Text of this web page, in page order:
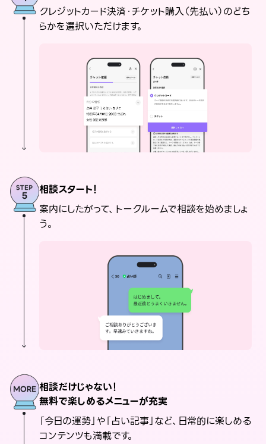
クレジットカード決済・チケット購入（先払い）のどち
らかを選択いただけます。
相談スタート！
案内にしたがって、トークルームで相談を始めましょ
う。
相談だけじゃない！
無料で楽しめるメニューが充実
「今日の運勢」や「占い記事」など、日常的に楽しめる
コンテンツも満載です。